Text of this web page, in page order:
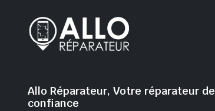
Allo Réparateur, Votre réparateur de
confiance